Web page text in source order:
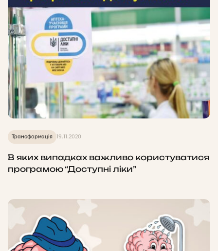
Трансформація 19.11.2020
В яких випадках важливо користуватися
програмою “Доступні ліки”